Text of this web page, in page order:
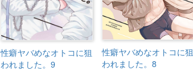
性癖ヤバめなオトコに狙
われました。9
性癖ヤバめなオトコに狙
われました。8